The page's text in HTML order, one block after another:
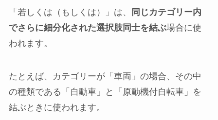
「若しくは（もしくは）」は、
同じカテゴリー内
でさらに細分化された選択肢同士を結ぶ場合に使
われます。
たとえば、カテゴリーが「車両」の場合、その中
の種類である「自動車」と「原動機付自転車」を
結ぶときに使われます。